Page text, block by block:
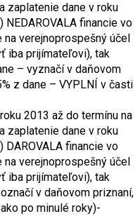
zaplatenie dane v roku
financie vo
verejnoprospešný účel
iba prijímateľovi), tak
– vyznačí v daňovom
z dane – VYPLNÍ v časti
2013 až do termínu na
zaplatenie dane v roku
financie vo
verejnoprospešný účel
iba prijímateľovi), tak
v daňovom priznaní,
po minulé roky)-